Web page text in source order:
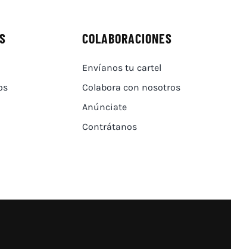
COLABORACIONES
Envíanos tu cartel
Colabora con nosotros
Anúnciate
Contrátanos